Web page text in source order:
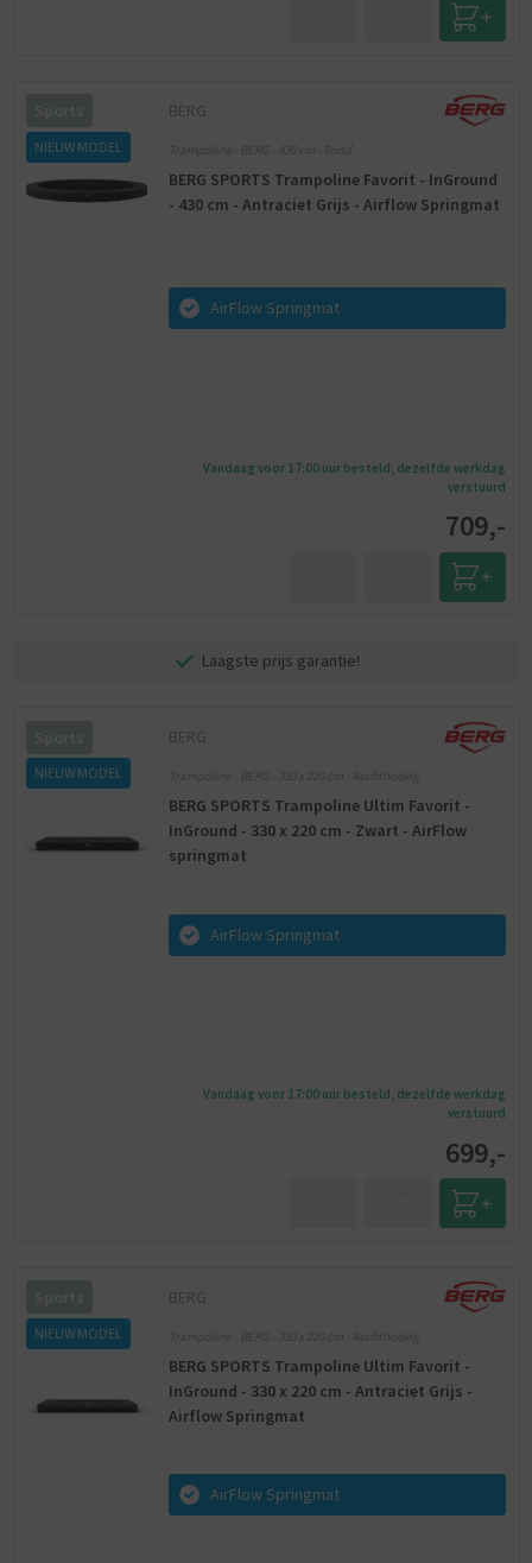
NIEUW MODEL
BERG
Trampoline - BERG - 430 cm - Rond
BERG SPORTS Trampoline Favorit - InGround
- 430 cm - Antraciet Grijs - Airflow Springmat
AirFlow Springmat
Vandaag voor 17:00 uur besteld, dezelfde werkdag
verstuurd
709,-
Laagste prijs garantie!
NIEUW MODEL
BERG
Trampoline - BERG - 330 x 220 cm - Rechthoekig
BERG SPORTS Trampoline Ultim Favorit -
InGround - 330 x 220 cm - Zwart - AirFlow
springmat
AirFlow Springmat
Vandaag voor 17:00 uur besteld, dezelfde werkdag
verstuurd
699,-
NIEUW MODEL
BERG
Trampoline - BERG - 330 x 220 cm - Rechthoekig
BERG SPORTS Trampoline Ultim Favorit -
InGround - 330 x 220 cm - Antraciet Grijs -
Airflow Springmat
AirFlow Springmat